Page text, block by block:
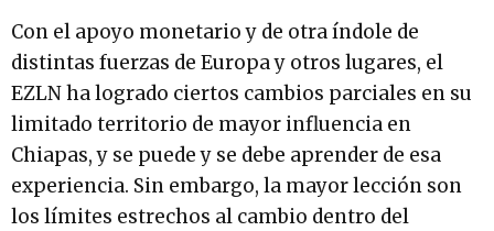
Con el apoyo monetario y de otra índole de
distintas fuerzas de Europa y otros lugares, el
EZLN ha logrado ciertos cambios parciales en su
limitado territorio de mayor influencia en
Chiapas, y se puede y se debe aprender de esa
experiencia. Sin embargo, la mayor lección son
los límites estrechos al cambio dentro del